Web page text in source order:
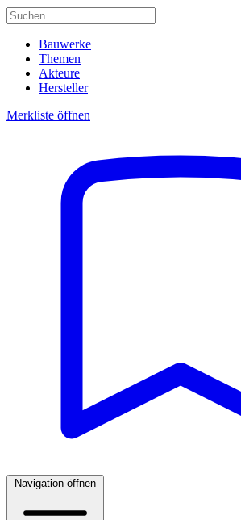
Bauwerke
Themen
Akteure
Hersteller
Merkliste öffnen
Navigation öffnen